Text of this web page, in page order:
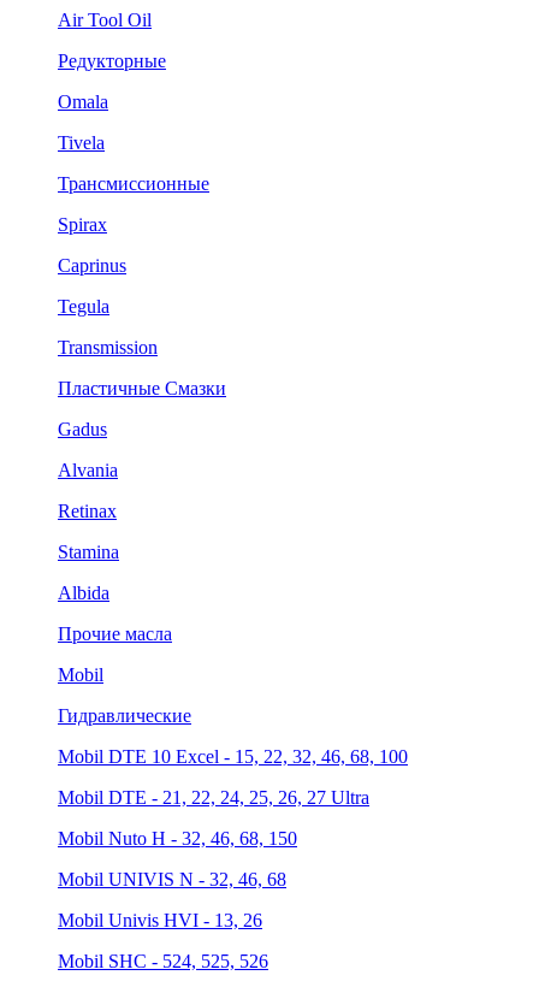
Air Tool Oil
Редукторные
Omala
Tivela
Трансмиссионные
Spirax
Caprinus
Tegula
Transmission
Пластичные Смазки
Gadus
Alvania
Retinax
Stamina
Albida
Прочие масла
Mobil
Гидравлические
Mobil DTE 10 Excel - 15, 22, 32, 46, 68, 100
Mobil DTE - 21, 22, 24, 25, 26, 27 Ultra
Mobil Nuto H - 32, 46, 68, 150
Mobil UNIVIS N - 32, 46, 68
Mobil Univis HVI - 13, 26
Mobil SHC - 524, 525, 526